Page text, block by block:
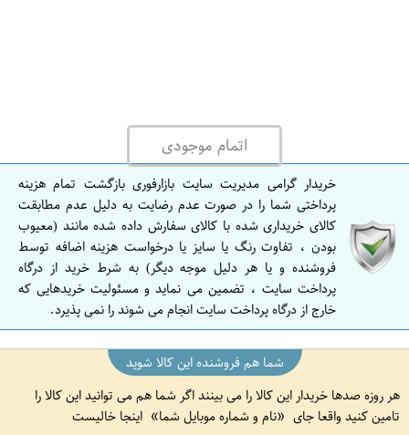
ن
ا
ص
ف
ه
ا
ن
اتمام موجودی
خریدار گرامی مدیریت سایت بازارفوری بازگشت تمام هزینه
پرداختی شما را در صورت عدم رضایت به دلیل عدم مطابقت
کالای خریداری شده با کالای سفارش داده شده مانند (معیوب
بودن ، تفاوت رنگ یا سایز یا درخواست هزینه اضافه توسط
فروشنده و یا هر دلیل موجه دیگر) به شرط خرید از درگاه
پرداخت سایت ، تضمین می نماید و مسئولیت خریدهایی که
خارج از درگاه پرداخت سایت انجام می شوند را نمی پذیرد.
شما هم فروشنده این کالا شوید
هر روزه صدها خریدار این کالا را می بینند اگر شما هم می توانید این کالا را
تامین کنید واقعا جای
نام و شماره موبایل شما اینجا خالیست